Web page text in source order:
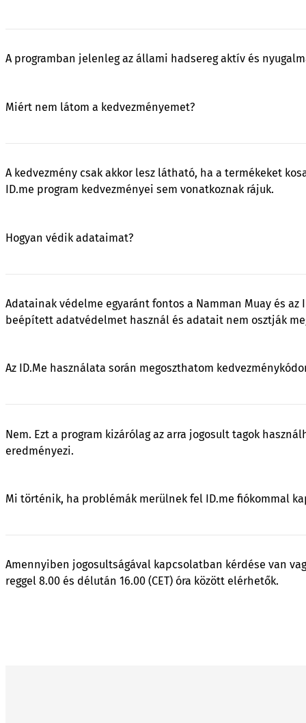
A programban jelenleg az állami hadsereg aktív és
Miért nem látom a kedvezményemet?
A kedvezmény csak akkor lesz látható, ha a termékeket
ID.me program kedvezményei sem vonatkoznak rájuk.
Hogyan védik adataimat?
Adatainak védelme egyaránt fontos a Namman Muay és
beépített adatvédelmet használ és adatait nem osztják
Az ID.Me használata során megoszthatom
Nem. Ezt a program kizárólag az arra jogosult tagok
eredményezi.
Mi történik, ha problémák merülnek fel ID.me fiókommal
Amennyiben jogosultságával kapcsolatban kérdése van
reggel 8.00 és délután 16.00 (CET) óra között elérhetők.